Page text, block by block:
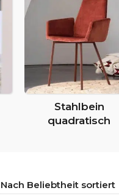
Stahlbein
quadratisch